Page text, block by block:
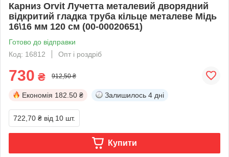
Карниз Orvit Лучетта металевий дворядний
відкритий гладка труба кільце металеве Мідь
16\16 мм 120 см (00-00020651)
Готово до відправки
Код: 16812
Опт і роздріб
730 ₴ 912,50 ₴
Економія 182.50 ₴ Залишилось 4 дні
722,70 ₴ від 10 шт.
Купити